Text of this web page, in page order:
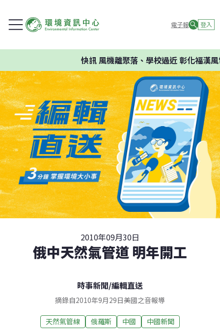
電子報 登入
快訊風機離聚落、學校過近 彰化福漢風
2010年09月30日
俄中天然氣管道 明年開工
時事新聞/編輯直送
摘錄自2010年9月29日美國之音報導
天然氣管線 俄羅斯 中國 中國新聞